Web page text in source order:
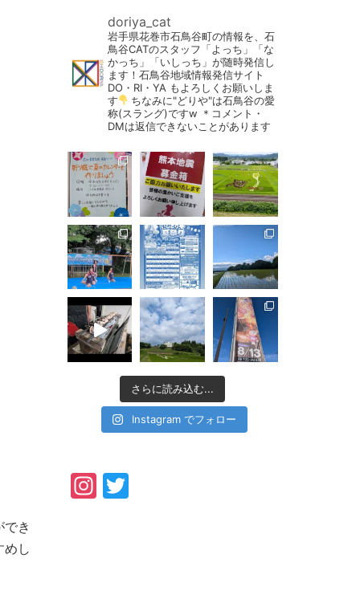
き
めし
doriya_cat
岩手県花巻市石鳥谷町の情報を、石
鳥谷CATのスタッフ「よっち」「な
かっち」「いしっち」が随時発信し
ます！石鳥谷地域情報発信サイト
DO・RI・YA もよろしくお願いしま
す
ちなみに"どりや"は石鳥谷の愛
称(スラング)ですw ＊コメント・
DMは返信できないことがあります
さらに読み込む...
Instagram でフォロー
Instagram
Twitter